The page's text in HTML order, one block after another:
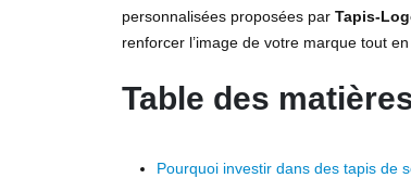
personnalisées proposées par Tapis-
renforcer l’image de votre marque tout
Table des
Pourquoi investir dans des tapis de